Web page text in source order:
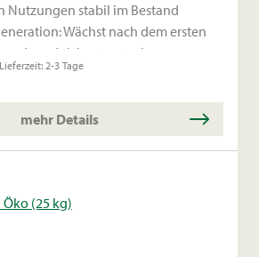
Nutzungen stabil im Bestand
Wächst nach dem ersten
und sichert so starke
2-3 Tage
mehr Details